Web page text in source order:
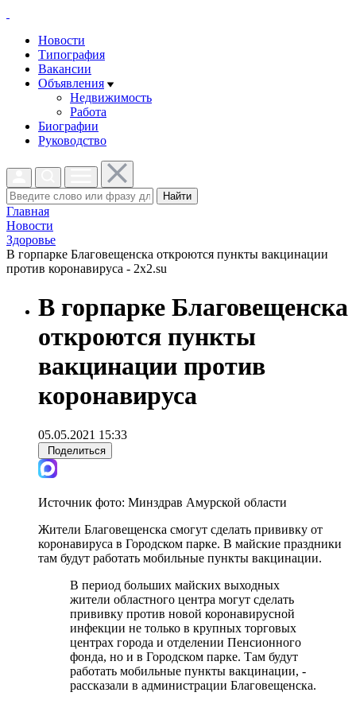
Новости
Типография
Вакансии
Объявления
Недвижимость
Работа
Биографии
Руководство
Найти
Главная
Новости
Здоровье
В горпарке Благовещенска откроются пункты вакцинации
против коронавируса - 2x2.su
В горпарке Благовещенска
откроются пункты
вакцинации против
коронавируса
05.05.2021 15:33
Поделиться
Источник фото: Минздрав Амурской области
Жители Благовещенска смогут сделать прививку от
коронавируса в Городском парке. В майские праздники
там будут работать мобильные пункты вакцинации.
В период больших майских выходных
жители областного центра могут сделать
прививку против новой коронавирусной
инфекции не только в крупных торговых
центрах города и отделении Пенсионного
фонда, но и в Городском парке. Там будут
работать мобильные пункты вакцинации, -
рассказали в администрации Благовещенска.